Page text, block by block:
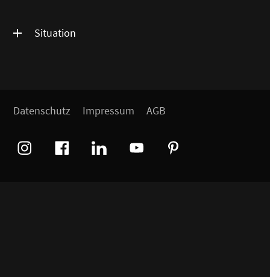
Situation
Datenschutz Impressum AGB